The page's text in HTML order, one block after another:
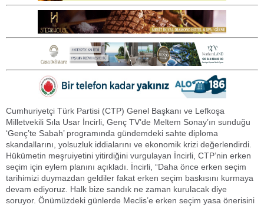
Cumhuriyetçi Türk Partisi (CTP) Genel Başkanı ve Lefkoşa
Milletvekili Sıla Usar İncirli, Genç TV’de Meltem Sonay’ın sunduğu
‘Genç’te Sabah’ programında gündemdeki sahte diploma
skandallarını, yolsuzluk iddialarını ve ekonomik krizi değerlendirdi.
Hükümetin meşruiyetini yitirdiğini vurgulayan İncirli, CTP’nin erken
seçim için eylem planını açıkladı. İncirli, “Daha önce erken seçim
tarihimizi duymazdan geldiler fakat erken seçim baskısını kurmaya
devam ediyoruz. Halk bize sandık ne zaman kurulacak diye
soruyor. Önümüzdeki günlerde Meclis’e erken seçim yasa önerisini